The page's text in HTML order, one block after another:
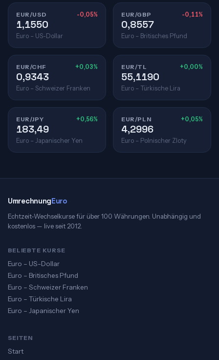
EUR/USD -0,05%
1,1550
Euro – US-Dollar
EUR/GBP -0,11%
0,8557
Euro – Britisches Pfund
EUR/CHF +0,03%
0,9343
Euro – Schweizer Franken
EUR/TL +0,00%
55,1190
Euro – Türkische Lira
EUR/JPY +0,56%
183,49
Euro – Japanischer Yen
EUR/PLN +0,05%
4,2996
Euro – Polnischer Zloty
UmrechnungEuro
Echtzeit-Wechselkurse für über 100 Währungen. Unabhängig und
kostenlos — live seit 2012.
BELIEBTE KURSE
Euro – US-Dollar
Euro – Britisches Pfund
Euro – Schweizer Franken
Euro – Türkische Lira
Euro – Japanischer Yen
SEITEN
Start